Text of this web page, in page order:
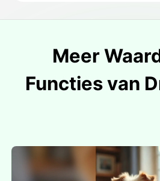
Meer
Functies van